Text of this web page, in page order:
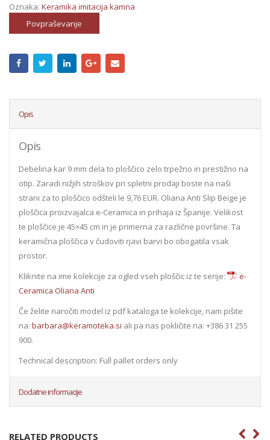
Oznaka: Keramika imitacija kamna
Povpraševanje
Opis
Opis
Debelina kar 9 mm dela to ploščico zelo trpežno in prestižno na
otip. Zaradi nižjih stroškov pri spletni prodaji boste na naši
strani za to ploščico odšteli le 9,76 EUR. Oliana Anti Slip Beige je
ploščica proizvajalca e-Ceramica in prihaja iz Španije. Velikost
te ploščice je 45×45 cm in je primerna za različne površine. Ta
keramična ploščica v čudoviti rjavi barvi bo obogatila vsak
prostor.
Kliknite na ime kolekcije za ogled vseh ploščic iz te serije:
e-
Ceramica Oliana Anti
Če želite naročiti model iz pdf kataloga te kolekcije, nam pišite
na: barbara@keramoteka.si ali pa nas pokličite na: +386 31 255
900.
Technical description: Full pallet orders only
Dodatne informacije
RELATED PRODUCTS